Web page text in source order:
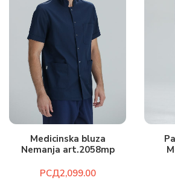
Medicinska bluza
Nemanja art.2058mp
РСД